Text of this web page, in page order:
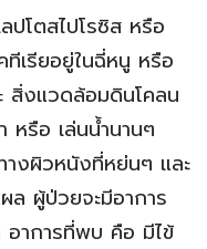
ปโตสไปโรซิส หรือ
ทีเรียอยู่ในฉี่หนู หรือ
สิ่งแวดล้อมดินโคลน
หรือ เล่นน้ำนานๆ
างผิวหนังที่หย่นๆ และ
ผู้ป่วยจะมีอาการ
าการที่พบ คือ มีไข้